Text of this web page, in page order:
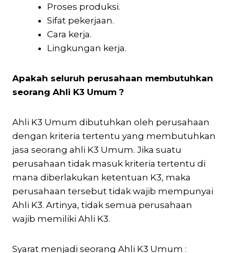
Proses produksi.
Sifat pekerjaan.
Cara kerja.
Lingkungan kerja.
Apakah seluruh perusahaan membutuhkan
seorang Ahli K3 Umum ?
Ahli K3 Umum dibutuhkan oleh perusahaan
dengan kriteria tertentu yang membutuhkan
jasa seorang ahli K3 Umum. Jika suatu
perusahaan tidak masuk kriteria tertentu di
mana diberlakukan ketentuan K3, maka
perusahaan tersebut tidak wajib mempunyai
Ahli K3. Artinya, tidak semua perusahaan
wajib memiliki Ahli K3.
Syarat menjadi seorang Ahli K3 Umum :